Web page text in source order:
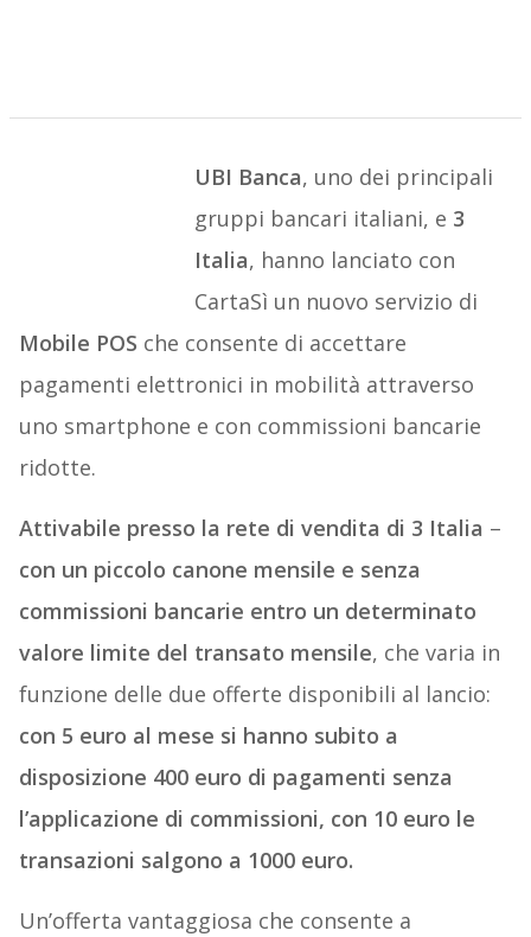
UBI Banca, uno dei principali
gruppi bancari italiani, e 3
Italia, hanno lanciato con
CartaSì un nuovo servizio di
Mobile POS che consente di accettare
pagamenti elettronici in mobilità attraverso
uno smartphone e con commissioni bancarie
ridotte.
Attivabile presso la rete di vendita di 3 Italia –
con un piccolo canone mensile e senza
commissioni bancarie entro un determinato
valore limite del transato mensile, che varia in
funzione delle due offerte disponibili al lancio:
con 5 euro al mese si hanno subito a
disposizione 400 euro di pagamenti senza
l’applicazione di commissioni, con 10 euro le
transazioni salgono a 1000 euro.
Un’offerta vantaggiosa che consente a